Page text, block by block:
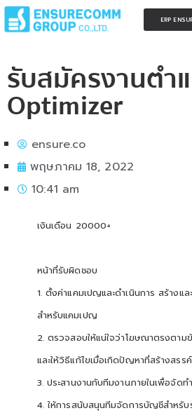
ERP
รับสมัครงานตำ
Optimizer
ensure.co
พฤษภาคม 18, 2022
10:41 am
เงินเดือน 20000+
หน้าที่รับผิดชอบ
1. ตั้งค่าแคมเปญและดำเนินการ สร้างแ
สำหรับแคมเปญ
2. ตรวจสอบให้แน่ใจว่าโฆษณาตรงตาม
และให้วิธีแก้ไขเมื่อเกิดปัญหาที่สร้างสรรค์
3. ประสานงานกับทีมงานภายในเพื่อจัดท
4. ให้การสนับสนุนทีมจัดการบัญชีสำหรับ